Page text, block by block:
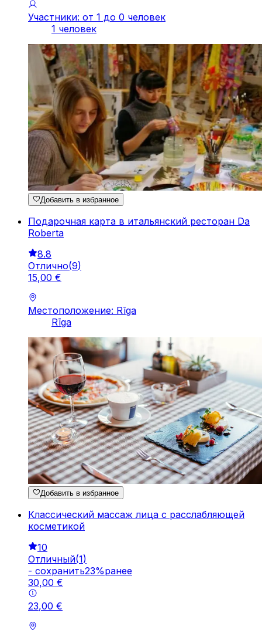
Участники: от 1 до 0 человек
1 человек
Добавить в избранное
Подарочная карта в итальянский ресторан Da
Roberta
8.8
Отлично(9)
15,00 €
Местоположение: Rīga
Rīga
Добавить в избранное
Классический массаж лица с расслабляющей
косметикой
10
Отличный(1)
- cохранить23%ранее
30,00 €
23,00 €